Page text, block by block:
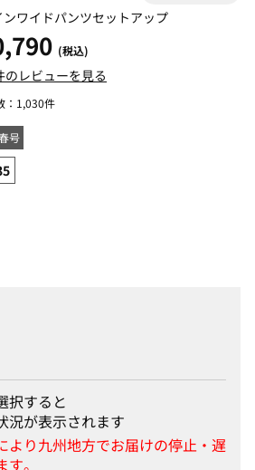
ワイドパンツセットアップ
(税込)
のレビューを見る
1,030件
号
択すると
況が表示されます